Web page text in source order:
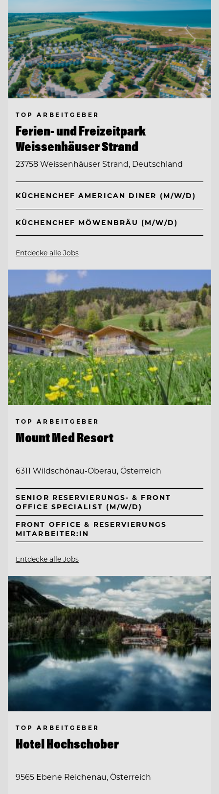
TOP ARBEITGEBER
Ferien- und Freizeitpark
Weissenhäuser Strand
23758 Weissenhäuser Strand, Deutschland
KÜCHENCHEF AMERICAN DINER (M/W/D)
KÜCHENCHEF MÖWENBRÄU (M/W/D)
Entdecke alle Jobs
TOP ARBEITGEBER
Mount Med Resort
6311 Wildschönau-Oberau, Österreich
SENIOR RESERVIERUNGS- & FRONT
OFFICE SPECIALIST (M/W/D)
FRONT OFFICE & RESERVIERUNGS
MITARBEITER:IN
Entdecke alle Jobs
TOP ARBEITGEBER
Hotel Hochschober
9565 Ebene Reichenau, Österreich